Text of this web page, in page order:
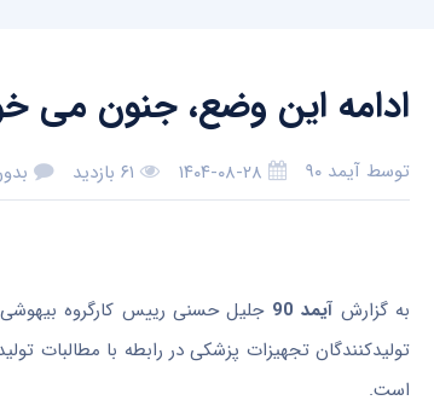
ادامه این وضع، جنون می
توسط آیمد ۹۰ ۱۴۰۴-۰۸-۲۸ ۶۱ بازدید
به گزارش آیمد 90
جلیل حسنی رییس کارگروه
تولیدکنندگان تجهیزات پزشکی در رابطه با مطالبات
است.